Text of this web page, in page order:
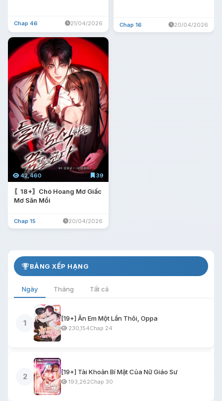
Chap 46 21/04/2026 Chap 16 20/04/2026
42,460 39
〖18+〗Chó Hoang Mơ Giấc
Mơ Săn Mồi
Chap 15 20/04/2026
BẢNG XẾP HẠNG
Ngày Tháng Tất cả
1
[19+] Ăn Em Một Lần Thôi, Oppa
230,154Chap 24
2
[19+] Tài Khoản Bí Mật Của Nữ Giáo Sư
193,262Chap 30